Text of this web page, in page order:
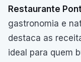
Restaurante
gastronomia e
destaca as
ideal para quem